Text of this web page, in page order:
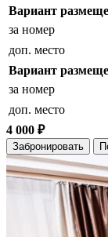
Вариант
за номер
доп. место
Вариант
за номер
доп. место
4 000 ₽
Забронировать